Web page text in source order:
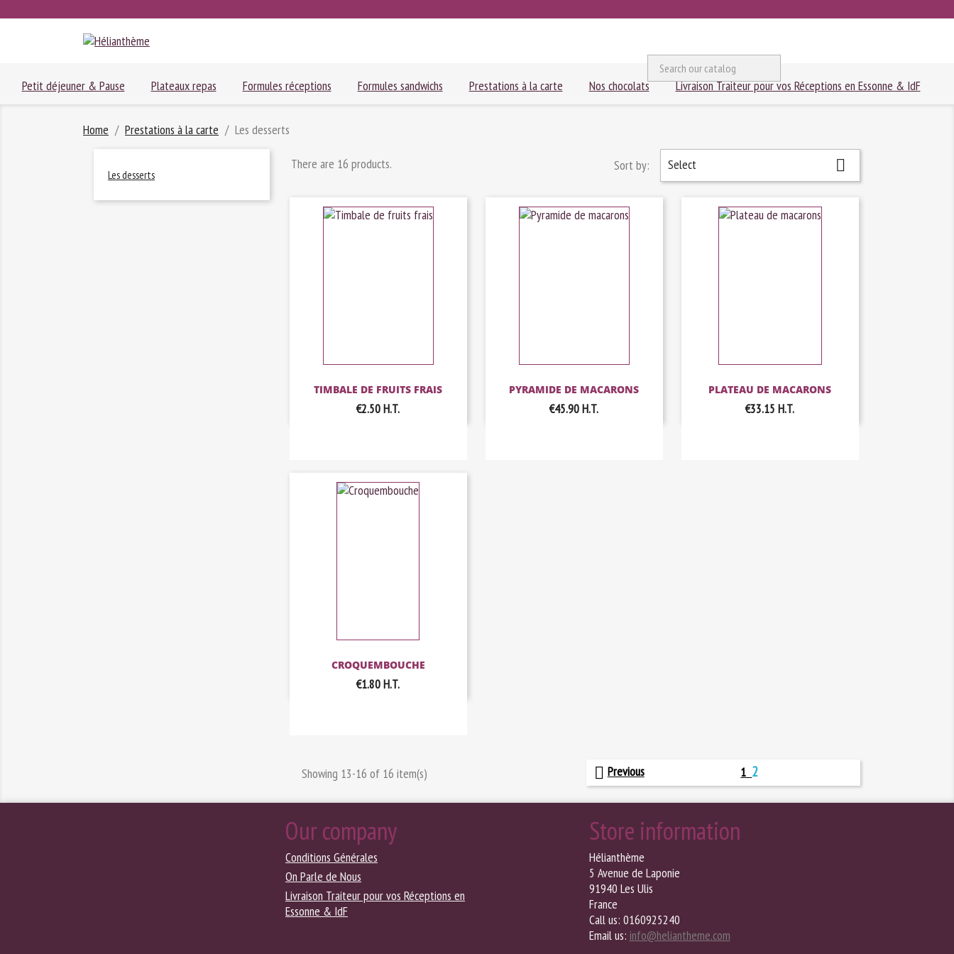

Petit déjeuner & Pause Plateaux repas Formules réceptions Formules sandwichs Prestations à la carte Nos chocolats Livraison Traiteur pour vos Réceptions en Essonne & IdF
Home Prestations à la carte Les desserts
Les desserts
There are 16 products. Sort by: Select 
TIMBALE DE FRUITS FRAIS
€2.50H.T.
PYRAMIDE DE MACARONS
€45.90H.T.
PLATEAU DE MACARONS
€33.15 H.T.
CROQUEMBOUCHE
€1.80H.T.
Showing 13-16 of 16 item(s)  Previous 1 2
Our company
Conditions Générales
On Parle de Nous
Livraison Traiteur pour vos Réceptions en
Essonne & IdF
Store information
Hélianthème
5 Avenue de Laponie
91940 Les Ulis
France
Call us: 0160925240
Email us: info@heliantheme.com